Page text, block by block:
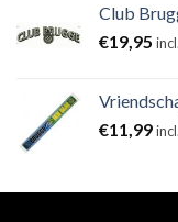
Club
€19,95
€11,99